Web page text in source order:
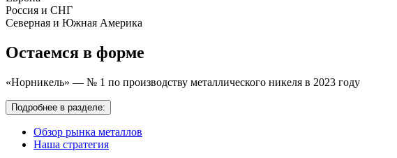
Россия и СНГ
Северная и Южная Америка
Остаемся в форме
«Норникель» — № 1 по производству металлического никеля в 2023 году
Подробнее в разделе:
Обзор рынка металлов
Наша стратегия